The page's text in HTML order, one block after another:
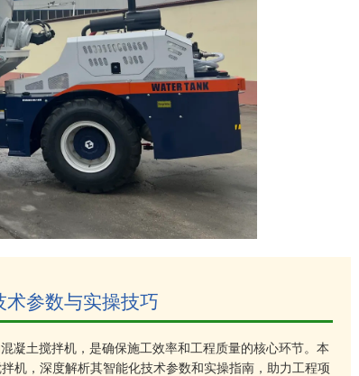
参数与实操技巧
凝土搅拌机，是确保施工效率和工程质量的核心环节。本
机，深度解析其智能化技术参数和实操指南，助力工程项